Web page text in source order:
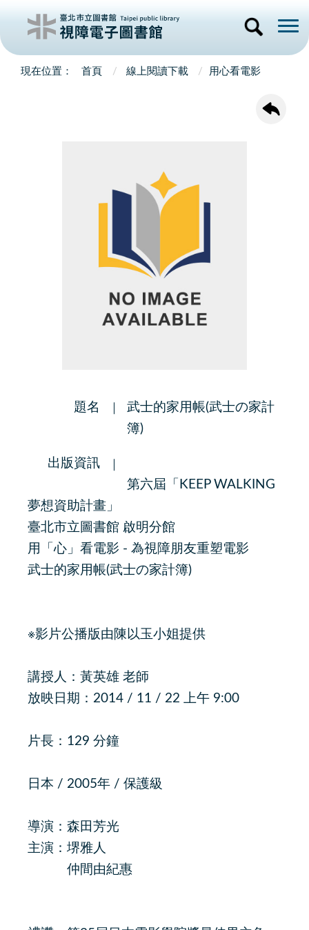
首頁 線上閱讀下載 用心看電影
題名
武士的家用帳(武士の家計
簿)
出版資訊
第六屆「KEEP WALKING
夢想資助計畫」
臺北市立圖書館 啟明分館
用「心」看電影 - 為視障朋友重塑電影
武士的家用帳(武士の家計簿)
※影片公播版由陳以玉小姐提供
講授人：黃英雄 老師
放映日期：2014 / 11 / 22 上午 9:00
片長：129 分鐘
日本 / 2005年 / 保護級
導演：森田芳光
主演：堺雅人
仲間由紀惠